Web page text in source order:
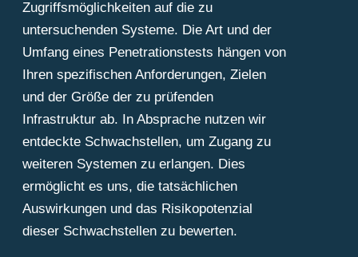
Zugriffsmöglichkeiten auf die zu
untersuchenden Systeme. Die Art und der
Umfang eines Penetrationstests hängen von
Ihren spezifischen Anforderungen, Zielen
und der Größe der zu prüfenden
Infrastruktur ab. In Absprache nutzen wir
entdeckte Schwachstellen, um Zugang zu
weiteren Systemen zu erlangen. Dies
ermöglicht es uns, die tatsächlichen
Auswirkungen und das Risikopotenzial
dieser Schwachstellen zu bewerten.